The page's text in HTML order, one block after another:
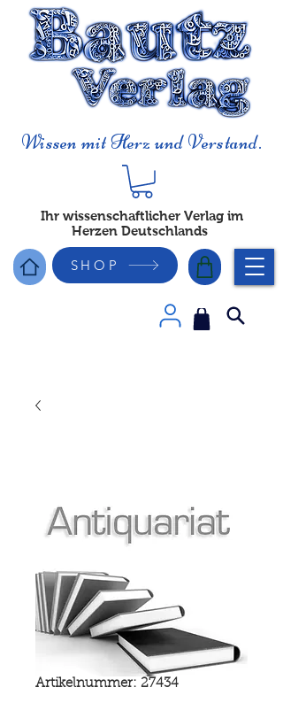
Wissen mit Herz und Verstand.
Ihr wissenschaftlicher Verlag im
Herzen Deutschlands
SHOP
Artikelnummer: 27434